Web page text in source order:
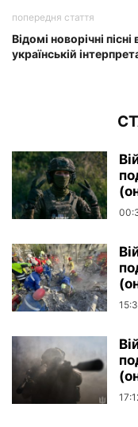
попередня стаття
Відомі новорічні пісні
українській